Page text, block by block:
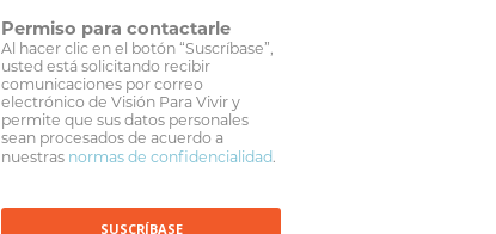
Permiso para contactarle
Al hacer clic en el botón “Suscríbase”,
usted está solicitando recibir
comunicaciones por correo
electrónico de Visión Para Vivir y
permite que sus datos personales
sean procesados de acuerdo a
nuestras normas de confidencialidad.